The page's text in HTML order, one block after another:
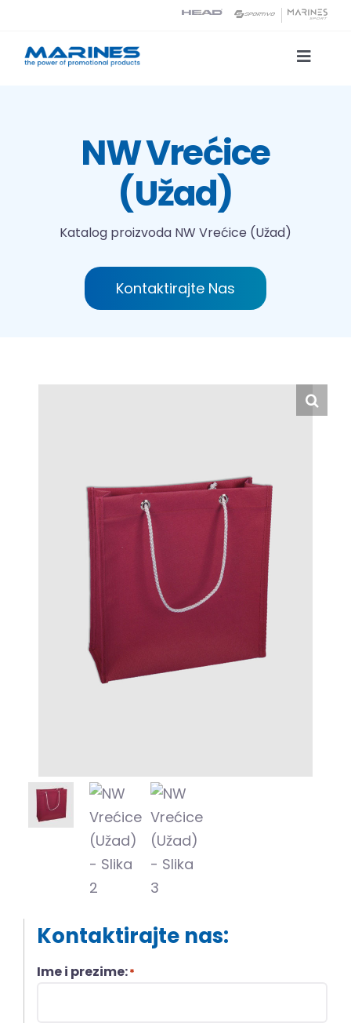
content
Toggle
Tehnologije tiskaNW Vrećice
(Užad)
Katalog proizvoda NW Vrećice (Užad)
Kontaktirajte Nas
Kontaktirajte nas:
Ime i prezime:*